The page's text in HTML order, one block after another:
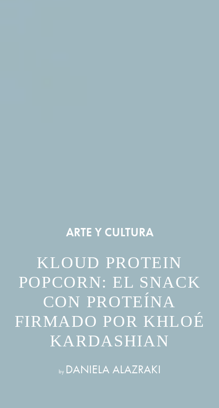
ARTE Y CULTURA
KLOUD PROTEIN
POPCORN: EL SNACK
CON PROTEÍNA
FIRMADO POR KHLOÉ
KARDASHIAN
by DANIELA ALAZRAKI